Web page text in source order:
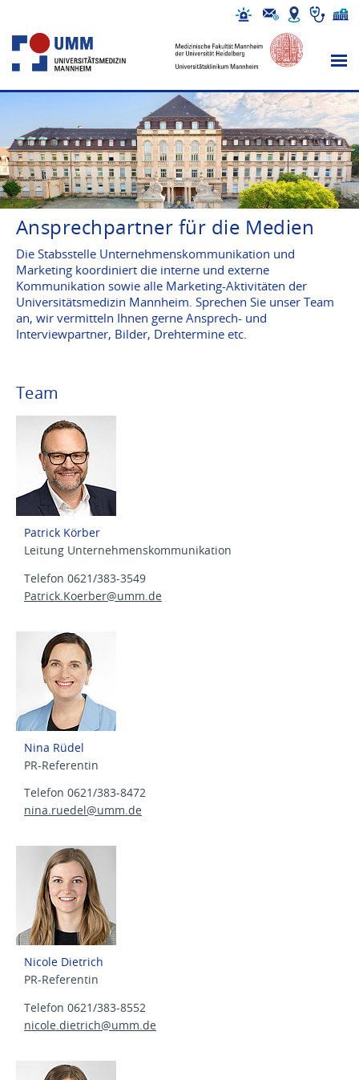
Ansprechpartner für die Medien
Die Stabsstelle Unternehmenskommunikation und
Marketing koordiniert die interne und externe
Kommunikation sowie alle Marketing-Aktivitäten der
Universitätsmedizin Mannheim. Sprechen Sie unser Team
an, wir vermitteln Ihnen gerne Ansprech- und
Interviewpartner, Bilder, Drehtermine etc.
Team
Patrick Körber
Leitung Unternehmenskommunikation
Telefon 0621/383-3549
Patrick.Koerber@umm.de
Nina Rüdel
PR-Referentin
Telefon 0621/383-8472
nina.ruedel@umm.de
Nicole Dietrich
PR-Referentin
Telefon 0621/383-8552
nicole.dietrich@umm.de